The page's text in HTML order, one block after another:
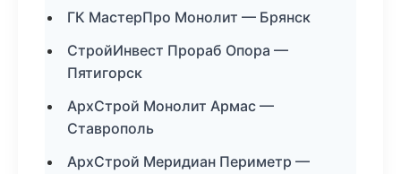
ГК МастерПро Монолит — Брянск
СтройИнвест Прораб Опора —
Пятигорск
АрхСтрой Монолит Армас —
Ставрополь
АрхСтрой Меридиан Периметр —